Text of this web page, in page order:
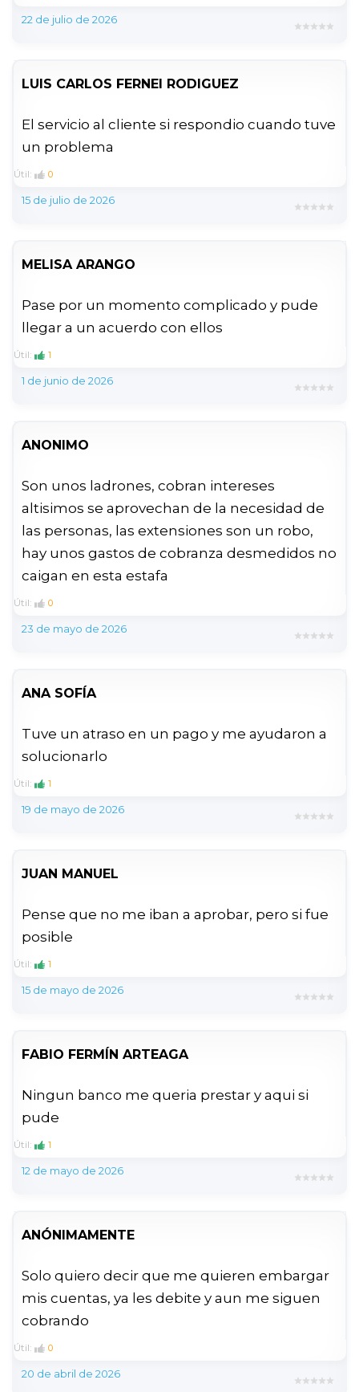
22 de julio de 2026
LUIS CARLOS FERNEI RODIGUEZ
El servicio al cliente si respondio cuando tuve
un problema
Útil: 0
15 de julio de 2026
MELISA ARANGO
Pase por un momento complicado y pude
llegar a un acuerdo con ellos
Útil: 1
1 de junio de 2026
ANONIMO
Son unos ladrones, cobran intereses
altisimos se aprovechan de la necesidad de
las personas, las extensiones son un robo,
hay unos gastos de cobranza desmedidos no
caigan en esta estafa
Útil: 0
23 de mayo de 2026
ANA SOFÍA
Tuve un atraso en un pago y me ayudaron a
solucionarlo
Útil: 1
19 de mayo de 2026
JUAN MANUEL
Pense que no me iban a aprobar, pero si fue
posible
Útil: 1
15 de mayo de 2026
FABIO FERMÍN ARTEAGA
Ningun banco me queria prestar y aqui si
pude
Útil: 1
12 de mayo de 2026
ANÓNIMAMENTE
Solo quiero decir que me quieren embargar
mis cuentas, ya les debite y aun me siguen
cobrando
Útil: 0
20 de abril de 2026